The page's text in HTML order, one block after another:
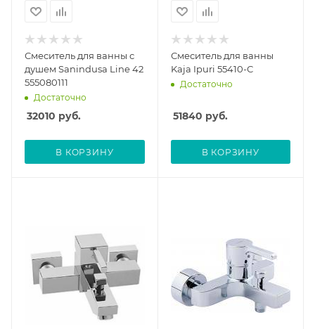
Смеситель для ванны с
душем Sanindusa Line 42
555080111
Достаточно
32010 руб.
В КОРЗИНУ
Смеситель для ванны
Kaja Ipuri 55410-С
Достаточно
51840 руб.
В КОРЗИНУ